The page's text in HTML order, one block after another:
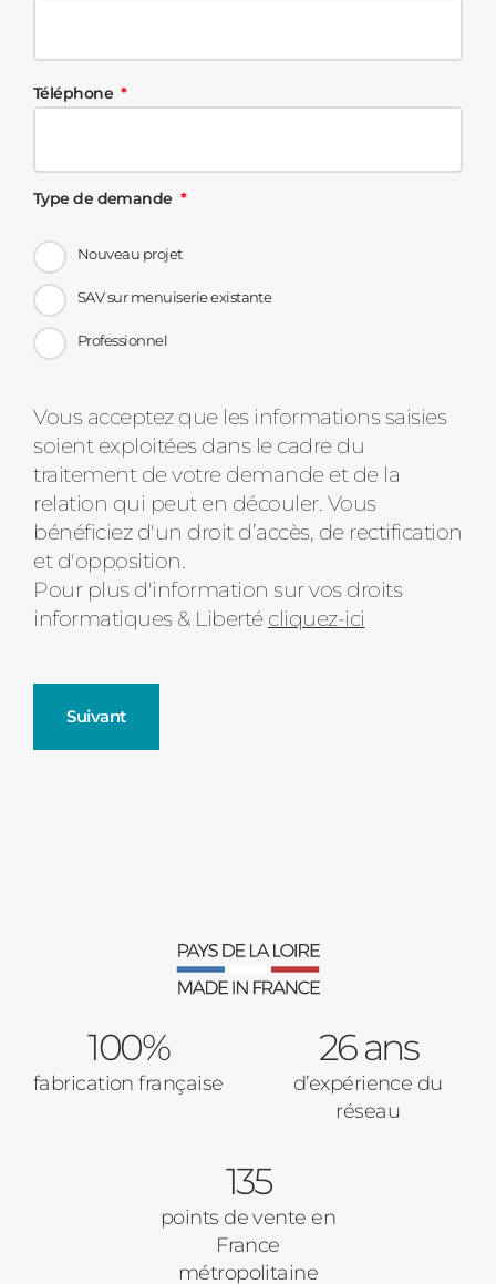
Téléphone
Type de demande
Nouveau projet
SAV sur menuiserie existante
Professionnel
Message
d'état
Vous acceptez que les informations saisies
soient exploitées dans le cadre du
traitement de votre demande et de la
relation qui peut en découler. Vous
bénéficiez d'un droit d’accès, de rectification
et d'opposition.
Pour plus d'information sur vos droits
informatiques & Liberté cliquez-ici
Suivant
Verrière intérieures
Baies Vitrées
Volets Roulants
Pavillon
100%
fabrication française
26 ans
d’expérience du
réseau
135
points de vente en
France
métropolitaine